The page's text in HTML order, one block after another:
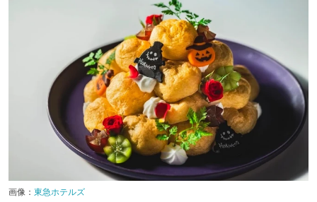
画像： 東急ホテルズ